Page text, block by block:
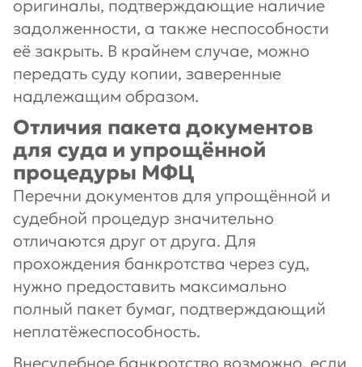
оригиналы, подтверждающие наличие
задолженности, а также неспособности
её закрыть. В крайнем случае, можно
передать суду копии, заверенные
надлежащим образом.
Отличия пакета документов
для суда и упрощённой
процедуры МФЦ
Перечни документов для упрощённой и
судебной процедур значительно
отличаются друг от друга. Для
прохождения банкротства через суд,
нужно предоставить максимально
полный пакет бумаг, подтверждающий
неплатёжеспособность.